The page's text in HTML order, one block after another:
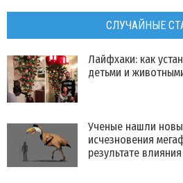
СЛУЧАЙНЫЕ
Лайфхаки: как
детьми и
Ученые нашли
исчезновения
результате